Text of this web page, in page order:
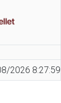
2026 8:27:59